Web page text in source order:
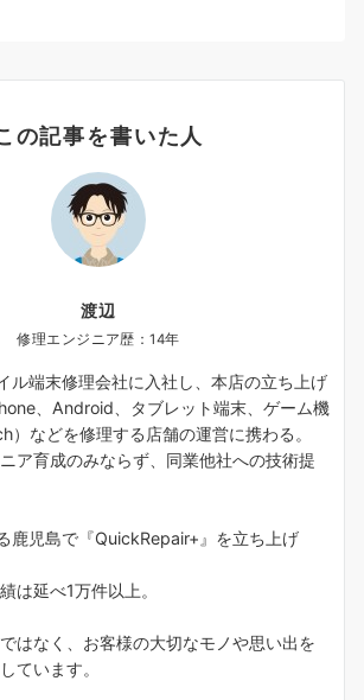
の記事を書いた人
渡辺
修理エンジニア歴：14年
ル端末修理会社に入社し、本店の立ち上げ
、Android、タブレット端末、ゲーム機
）などを修理する店舗の運営に携わる。
ア育成のみならず、同業他社への技術提
鹿児島で『QuickRepair+』を立ち上げ
は延べ1万件以上。
はなく、お客様の大切なモノや思い出を
ています。